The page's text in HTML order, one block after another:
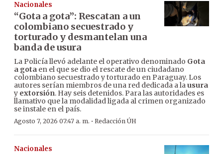
Nacionales
“Gota a gota”: Rescatan a un
colombiano secuestrado y
torturado y desmantelan una
banda de usura
La Policía llevó adelante el operativo denominado Gota
a gota en el que se dio el rescate de un ciudadano
colombiano secuestrado y torturado en Paraguay. Los
autores serían miembros de una red dedicada a lausura
y extorsión. Hay seis detenidos. Para las autoridades es
llamativo que la modalidad ligada al crimen organizado
se instale en el país.
Agosto 7, 2026 07:47 a. m. · Redacción ÚH
Nacionales